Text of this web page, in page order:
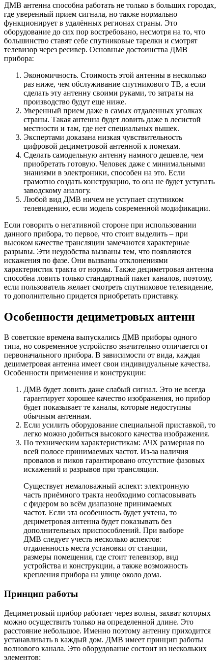
ДМВ антенна способна работать не только в больших городах,
где уверенный прием сигнала, но также нормально
функционирует в удалённых регионах страны. Это
оборудование до сих пор востребовано, несмотря на то, что
большинство ставят себе спутниковые тарелки и смотрят
телевизор через ресивер. Основные достоинства ДМВ
прибора:
Экономичность. Стоимость этой антенны в несколько
раз ниже, чем обслуживание спутникового ТВ, а если
сделать эту антенну своими руками, то затраты на
производство будут еще ниже.
Уверенный прием даже в самых отдаленных уголках
страны. Такая антенна будет ловить даже в лесистой
местности и там, где нет специальных вышек.
Экспертами доказана низкая чувствительность
цифровой дециметровой антенной к помехам.
Сделать самодельную антенну намного дешевле, чем
приобретать готовую. Человек даже с минимальными
знаниями в электроники, способен на это. Если
грамотно создать конструкцию, то она не будет уступать
заводскому аналогу.
Любой вид ДМВ ничем не уступает спутником
телевидению, если модель современной модификации.
Если говорить о негативной стороне при использовании
данного прибора, то первое, что стоит выделить – при
высоком качестве трансляции замечаются характерные
разрывы. Эти неудобства вызваны тем, что появляются
искажения по фазе. Они вызваны отклонениями
характеристик тракта от нормы. Также дециметровая антенна
способна ловить только стандартный пакет каналов, поэтому,
если пользователь желает смотреть спутниковое телевидение,
то дополнительно придется приобретать приставку.
Особенности дециметровых антенн
В советские времена выпускались ДМВ приборы одного
типа, но современное устройство значительно отличается от
первоначального прибора. В зависимости от вида, каждая
дециметровая антенна имеет свои индивидуальные качества.
Особенности применения и конструкции:
ДМВ будет ловить даже слабый сигнал. Это не всегда
гарантирует хорошее качество изображения, но прибор
будет показывает те каналы, которые недоступны
обычным антеннам.
Если усилить оборудование специальной приставкой, то
легко можно добиться высокого качества изображения.
По техническим характеристикам: АЧХ размерная по
всей полосе принимаемых частот. Из-за наличия
провалов и пиков гарантировано отсутствие фазовых
искажений и разрывов при трансляции.
Существует немаловажный аспект: электронную
часть приёмного тракта необходимо согласовывать
с фидером во всём диапазоне принимаемых
частот. Если эта особенность будет учтена, то
дециметровая антенна будет показывать без
дополнительных приспособлений. При выборе
ДМВ следует учесть несколько аспектов:
отдаленность места установки от станции,
размеры помещения, где стоит телевизор, вид
устройства и конструкции, а также возможность
крепления прибора на улице около дома.
Принцип работы
Дециметровый прибор работает через волны, захват которых
можно осуществить только на определенной длине. Это
расстояние небольшое. Именно поэтому антенну приходится
устанавливать в каждый дом. ДМВ имеет принцип работы
волнового канала. Это оборудование состоит из нескольких
элементов: